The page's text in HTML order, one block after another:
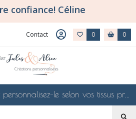
confiance! Céline
Contact 0 0
Choisissez un modèle et personnalisez-le selon vos tissus préférés de mes collections en ligne, je le confectionnerai selon vos souhaits